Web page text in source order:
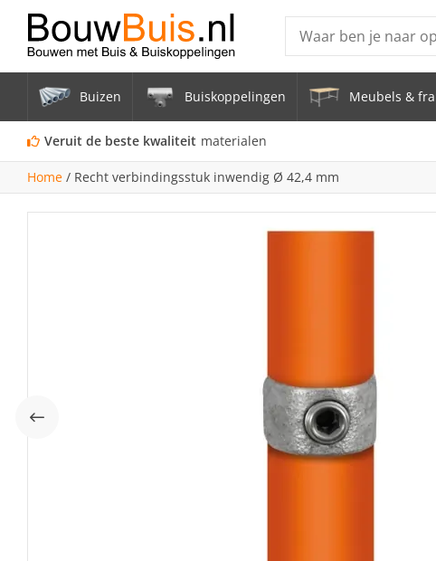
Producten
Steigerbuis
Vrijstaand
mm
Zwarte steigerbuis
Constructiebuis
Buizen Buiskoppelingen Meubels &
Veruit de beste kwaliteit materialen
Home / Recht verbindingsstuk inwendig Ø 42,4 mm